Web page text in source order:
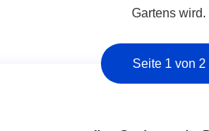
Gartens wird.
Seite 1 von 2